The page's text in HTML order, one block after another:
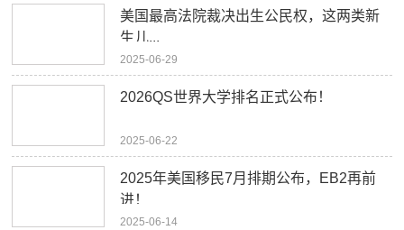
美国最高法院裁决出生公民权，这两类新
生儿...
2025-06-29
2026QS世界大学排名正式公布！
2025-06-22
2025年美国移民7月排期公布，EB2再前
进！
2025-06-14